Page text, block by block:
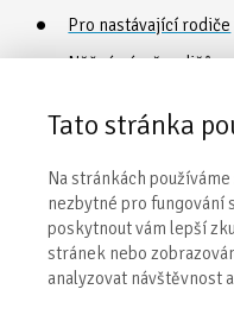
Pro nastávající rodiče
Něžná náruč rodičů
Poradna o vývoji a
Vaničkování
Obecné informace
Tato stránka
Na stránkách
nezbytné pro fungování
poskytnout vám lepší
stránek nebo
analyzovat návštěvnost